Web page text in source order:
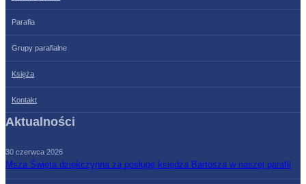
Parafia
Grupy parafialne
Księża
Kontakt
Aktualności
30 czerwca 2026
Msza Święta dziękczynna za posługę księdza Bartosza w naszej parafii